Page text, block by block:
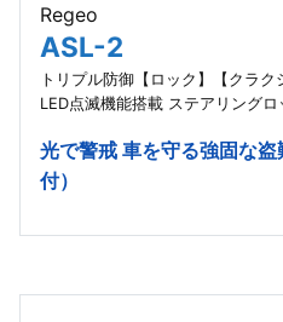
Regeo
ASL-2
トリプル防御【ロック】【クラク
LED点滅機能搭載 ステアリングロ
光で警戒 車を守る強固な
付）